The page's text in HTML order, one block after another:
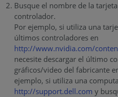
Busque el nombre de la
controlador.
Por ejemplo, si utiliza una
últimos controladores en
http://www.nvidia.com/
necesite descargar el último
gráficos/video del fabricante
ejemplo, si utiliza una
http://support.dell.com y